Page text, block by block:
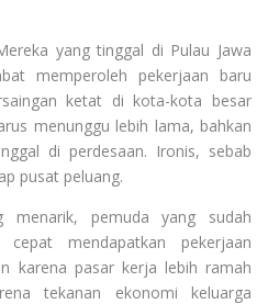
yang tinggal di Pulau Jawa
memperoleh pekerjaan baru
ketat di kota-kota besar
menunggu lebih lama, bahkan
di perdesaan. Ironis, sebab
pusat peluang.
menarik, pemuda yang sudah
mendapatkan pekerjaan
karena pasar kerja lebih ramah
tekanan ekonomi keluarga